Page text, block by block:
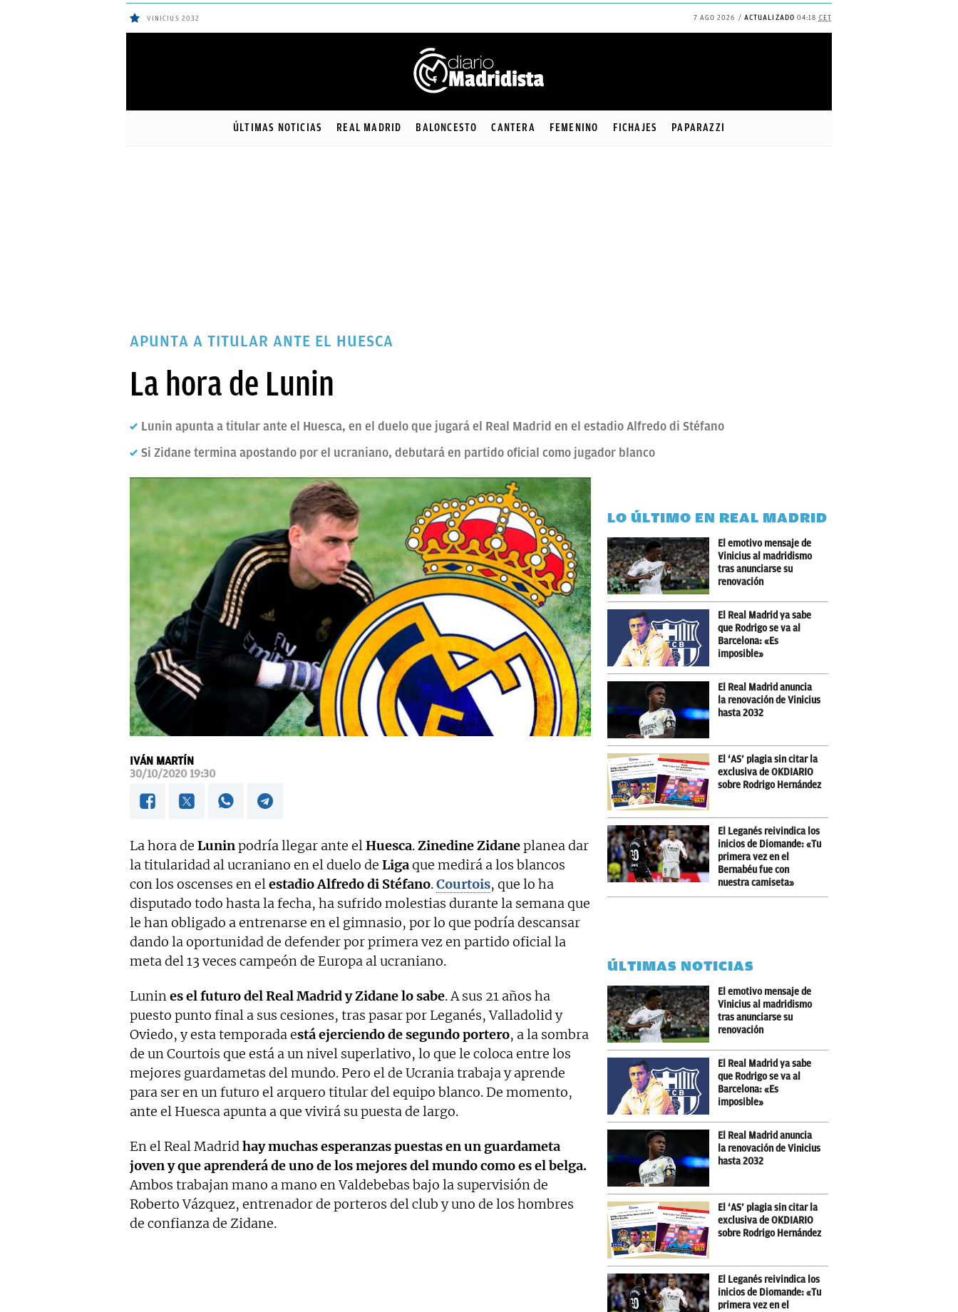
VINICIUS 2032 7 AGO 2026 ACTUALIZADO 04:18 CET
ÚLTIMAS NOTICIAS REAL MADRID BALONCESTO CANTERA FEMENINO FICHAJES PAPARAZZI
APUNTA A TITULAR ANTE EL HUESCA
La hora de Lunin
Lunin apunta a titular ante el Huesca, en el duelo que jugará el Real Madrid en el estadio Alfredo di Stéfano
Si Zidane termina apostando por el ucraniano, debutará en partido oficial como jugador blanco
IVÁN MARTÍN
30/10/2020 19:30
La hora de Luninpodría llegar ante elHuesca.Zinedine Zidaneplanea dar
la titularidad al ucraniano en el duelo de Ligaque medirá a los blancos
con los oscenses en elestadio Alfredo di Stéfano.Courtois, que lo ha
disputado todo hasta la fecha, ha sufrido molestias durante la semana que
le han obligado a entrenarse en el gimnasio, por lo que podría descansar
dando la oportunidad de defender por primera vez en partido oficial la
meta del 13 veces campeón de Europa al ucraniano.
Lunines el futuro del Real Madrid y Zidane lo sabe. A sus 21 años ha
puesto punto final a sus cesiones, tras pasar por Leganés, Valladolid y
Oviedo, y esta temporada está ejerciendo de segundo portero, a la sombra
de un Courtois que está a un nivel superlativo, lo que le coloca entre los
mejores guardametas del mundo. Pero el de Ucrania trabaja y aprende
para ser en un futuro el arquero titular del equipo blanco. De momento,
ante el Huesca apunta a que vivirá su puesta de largo.
En el Real Madridhay muchas esperanzas puestas en un guardameta
joven y que aprenderá de uno de los mejores del mundo como es el belga.
Ambos trabajan mano a mano en Valdebebas bajo la supervisión de
Roberto Vázquez, entrenador de porteros del club y uno de los hombres
de confianza de Zidane.
LO ÚLTIMO EN REAL MADRID
El emotivo mensaje de
Vinicius al madridismo
tras anunciarse su
renovación
El Real Madrid ya sabe
que Rodrigo se va al
Barcelona: «Es
imposible»
El Real Madrid anuncia
la renovación de Vinicius
hasta 2032
El ‘AS’ plagia sin citar la
exclusiva de OKDIARIO
sobre Rodrigo Hernández
El Leganés reivindica los
inicios de Diomande: «Tu
primera vez en el
Bernabéu fue con
nuestra camiseta»
ÚLTIMAS NOTICIAS
El emotivo mensaje de
Vinicius al madridismo
tras anunciarse su
renovación
El Real Madrid ya sabe
que Rodrigo se va al
Barcelona: «Es
imposible»
El Real Madrid anuncia
la renovación de Vinicius
hasta 2032
El ‘AS’ plagia sin citar la
exclusiva de OKDIARIO
sobre Rodrigo Hernández
El Leganés reivindica los
inicios de Diomande: «Tu
primera vez en el